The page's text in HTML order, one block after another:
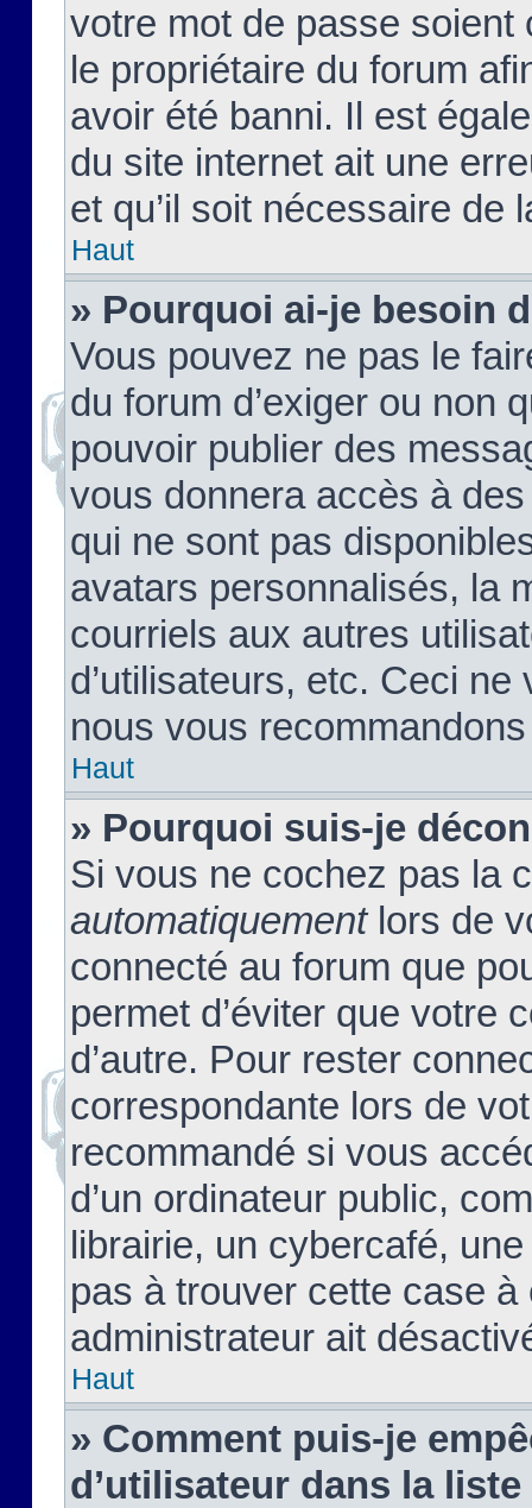
votre mot de passe soient
le propriétaire du forum
avoir été banni. Il est
du site internet ait une
et qu’il soit nécessaire de
Haut
» Pourquoi ai-je besoin
Vous pouvez ne pas le
du forum d’exiger ou non
pouvoir publier des
vous donnera accès à
qui ne sont pas
avatars personnalisés, la
courriels aux autres
d’utilisateurs, etc. Ceci
nous vous
Haut
» Pourquoi suis-je
Si vous ne cochez pas la
automatiquementlors de
connecté au forum que
permet d’éviter que votre
d’autre. Pour rester
correspondante lors de
recommandé si vous
d’un ordinateur public,
librairie, un cybercafé,
pas à trouver cette case à
administrateur ait
Haut
» Comment puis-je
d’utilisateur dans la